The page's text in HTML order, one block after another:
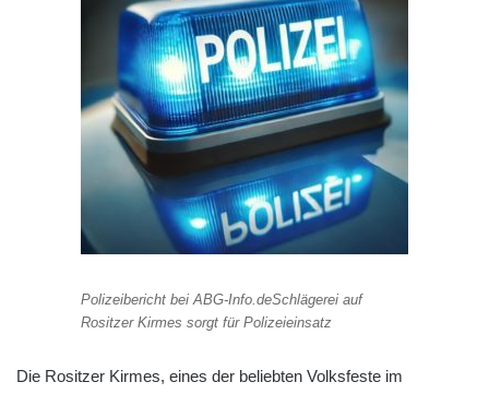
Polizeibericht bei ABG-Info.deSchlägerei auf
Rositzer Kirmes sorgt für Polizeieinsatz
Die Rositzer Kirmes, eines der beliebten Volksfeste im